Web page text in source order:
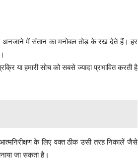
अनजाने में संतान का मनोबल तोड़ के रख देते हैं। हर
या हमारी सोच को सबसे ज्यादा प्रभावित करती है
के लिए वक्त ठीक उसी तरह निकालें जैसे
जा सकता है।